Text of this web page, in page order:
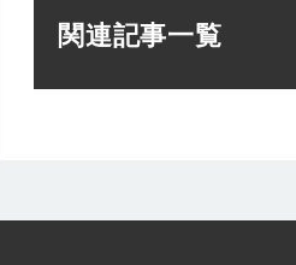
関連記事一覧